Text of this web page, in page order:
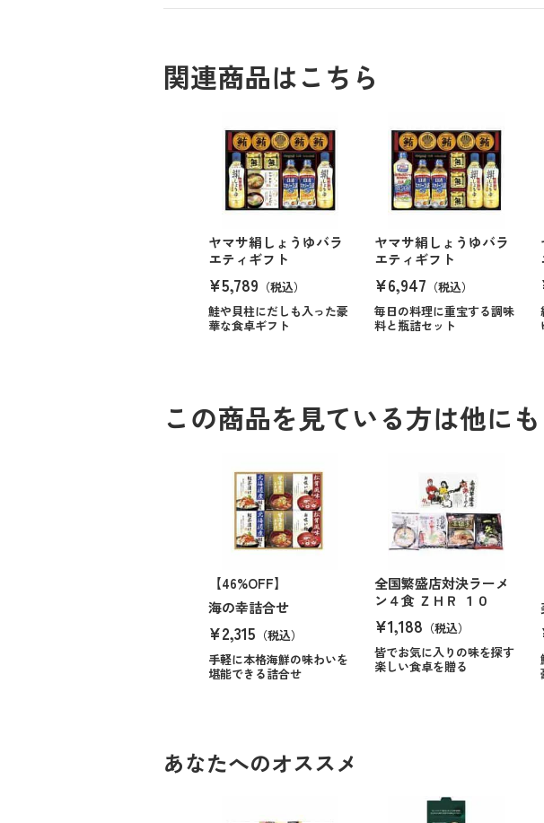
関連商品はこちら
ヤマサ絹しょうゆバラ
エティギフト
¥5,789 （税込）
鮭や貝柱にだしも入った豪
華な食卓ギフト
ヤマサ絹しょうゆバラ
エティギフト
¥6,947 （税込）
毎日の料理に重宝する調味
料と瓶詰セット
この商品を見ている方は他に
【46%OFF】
海の幸詰合せ
¥2,315 （税込）
手軽に本格海鮮の味わいを
堪能できる詰合せ
全国繁盛店対決ラーメ
ン４食 ＺＨＲ １０
¥1,188 （税込）
皆でお気に入りの味を探す
楽しい食卓を贈る
あなたへのオススメ